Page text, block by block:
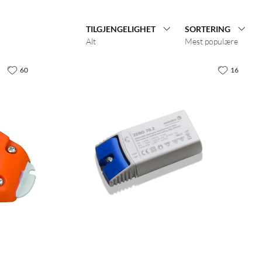
TILGJENGELIGHET
Alt
SORTERING
Mest populære
60 16